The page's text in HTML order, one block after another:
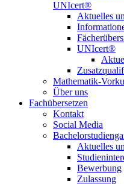
UNIcert®
Aktuelles
UNIcert®
Mathematik-
Über uns
Fachübersetzen
Kontakt
Social Media
Aktuelles
Bewerbung
Zulassung